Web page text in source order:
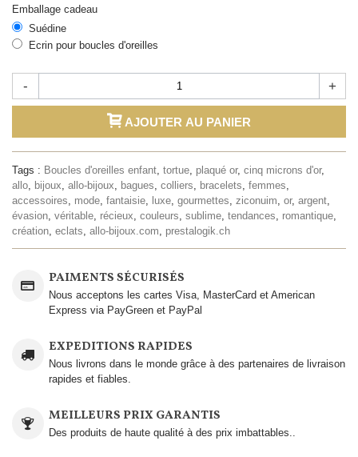
Emballage cadeau
Suédine
Ecrin pour boucles d'oreilles
- +
AJOUTER AU PANIER
Tags : Boucles d'oreilles enfant, tortue, plaqué or, cinq microns d'or,
allo, bijoux, allo-bijoux, bagues, colliers, bracelets, femmes,
accessoires, mode, fantaisie, luxe, gourmettes, ziconuim, or, argent,
évasion, véritable, récieux, couleurs, sublime, tendances, romantique,
création, eclats, allo-bijoux.com, prestalogik.ch
PAIMENTS SÉCURISÉS
Nous acceptons les cartes Visa, MasterCard et American
Express via PayGreen et PayPal
EXPEDITIONS RAPIDES
Nous livrons dans le monde grâce à des partenaires de livraison
rapides et fiables.
MEILLEURS PRIX GARANTIS
Des produits de haute qualité à des prix imbattables..